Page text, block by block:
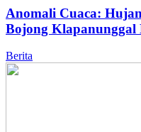
Anomali Cuaca:
Bojong Klapanunggal
Berita